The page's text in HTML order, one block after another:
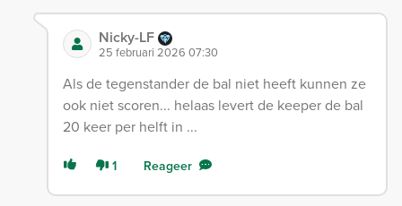
Nicky-LF
25 februari 2026 07:30
Als de tegenstander de bal niet heeft kunnen ze
ook niet scoren... helaas levert de keeper de bal
20 keer per helft in ...
1 Reageer